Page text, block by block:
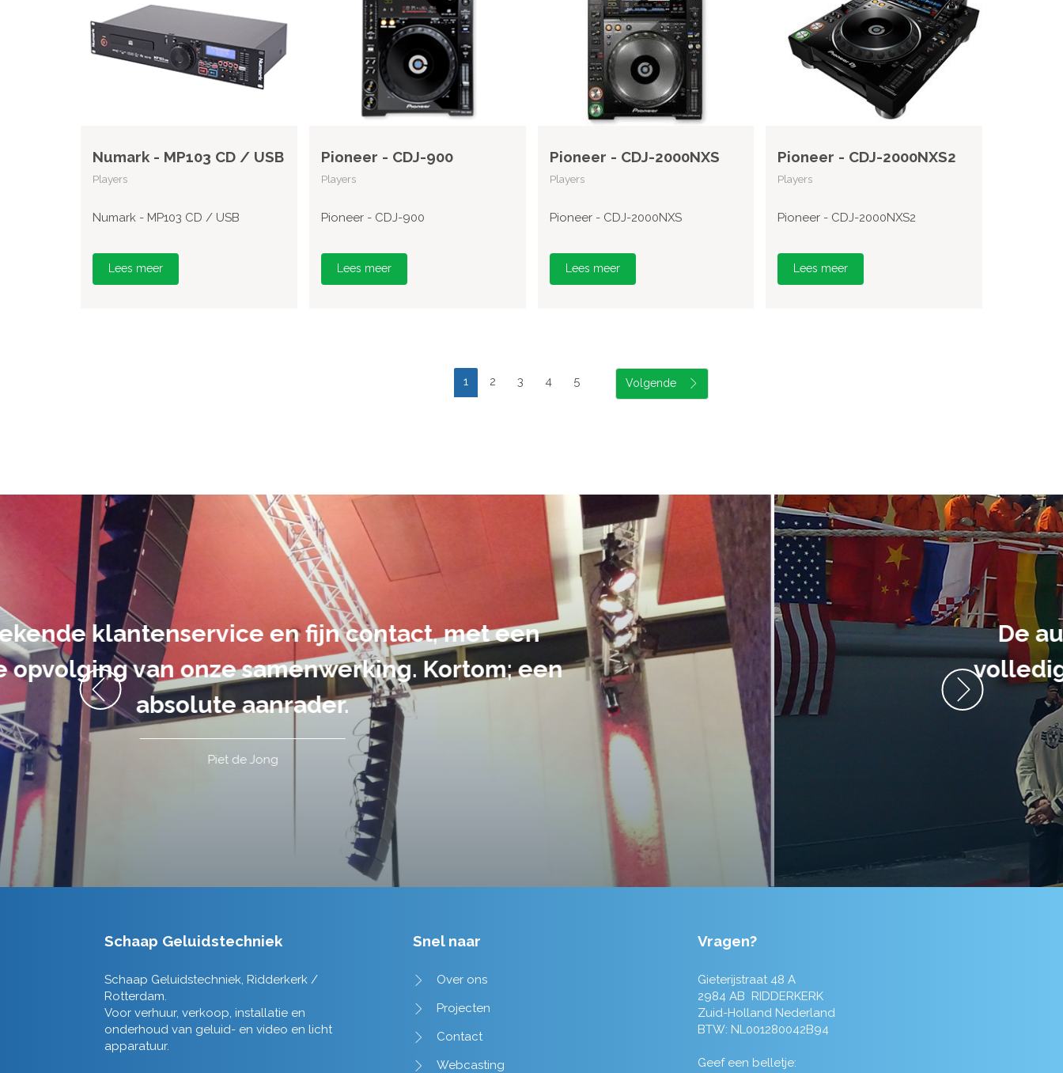
Numark - MP103 CD / USB
Players
Numark - MP103 CD / USB
Lees meer
Pioneer - CDJ-900
Players
Pioneer - CDJ-900
Lees meer
Pioneer - CDJ-2000NXS
Players
Pioneer - CDJ-2000NXS
Lees meer
Pioneer - CDJ-2000NXS2
Players
Pioneer - CDJ-2000NXS2
Lees meer
1 2 3 4 5
De audiovisuele uitvoering van ons evenement heb ik
volledig uit handen gegeven en dat is een aanrader! Alles
tot in de puntjes verzorgd.
Schaap Geluidstechniek
Schaap Geluidstechniek, Ridderkerk /
Rotterdam.
Voor verhuur, verkoop, installatie en
onderhoud van geluid- en video en licht
apparatuur.
Snel naar
Over ons
Projecten
Contact
Webcasting
Vragen?
Gieterijstraat 48 A
2984 AB RIDDERKERK
Zuid-Holland Nederland
BTW: NL001280042B94
Geef een belletje: